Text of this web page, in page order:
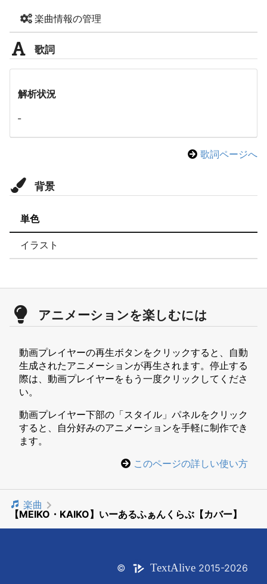
楽曲情報の管理
歌詞
解析状況
-
歌詞ページへ
背景
単色
イラスト
アニメーションを楽しむには
動画プレイヤーの再生ボタンをクリックすると、自動
生成されたアニメーションが再生されます。停止する
際は、動画プレイヤーをもう一度クリックしてくださ
い。
動画プレイヤー下部の「スタイル」パネルをクリック
すると、自分好みのアニメーションを手軽に制作でき
ます。
このページの詳しい使い方
楽曲
【MEIKO・KAIKO】いーあるふぁんくらぶ【カバー】
© TextAlive 2015-2026